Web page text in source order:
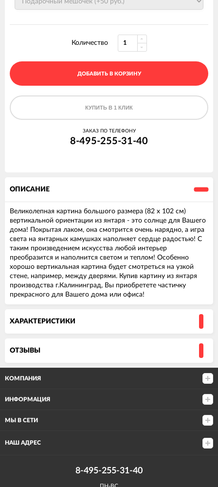
Количество
ДОБАВИТЬ В КОРЗИНУ
КУПИТЬ В 1 КЛИК
ЗАКАЗ ПО ТЕЛЕФОНУ
8-495-255-31-40
ОПИСАНИЕ
Великолепная картина большого размера (82 х 102 см)
вертикальной ориентации из янтаря - это солнце для Вашего
дома! Покрытая лаком, она смотрится очень нарядно, а игра
света на янтарных камушках наполняет сердце радостью! С
таким произведением искусства любой интерьер
преобразится и наполнится светом и теплом! Особенно
хорошо вертикальная картина будет смотреться на узкой
стене, например, между дверями. Купив картину из янтаря
производства г.Калининград, Вы приобретете частичку
прекрасного для Вашего дома или офиса!
ХАРАКТЕРИСТИКИ
ОТЗЫВЫ
КОМПАНИЯ
ИНФОРМАЦИЯ
МЫ В СЕТИ
НАШ АДРЕС
8-495-255-31-40